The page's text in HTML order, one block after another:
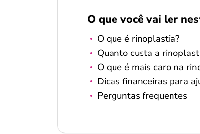
O que você vai ler
O que é rinoplastia?
Quanto custa a
O que é mais caro na
Dicas financeiras para
Perguntas frequentes